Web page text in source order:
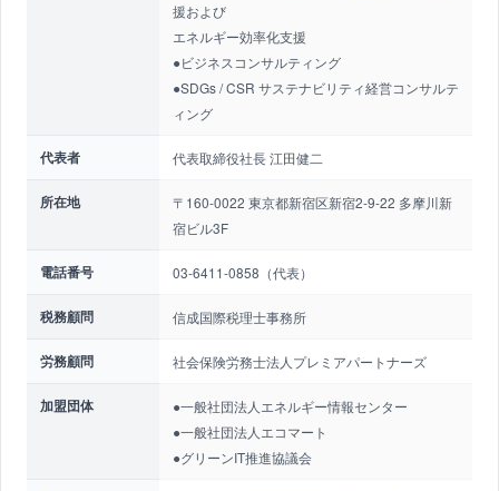
援および
エネルギー効率化支援
●ビジネスコンサルティング
●SDGs / CSR サステナビリティ経営コンサルテ
ィング
代表者 代表取締役社長 江田健二
所在地
〒160-0022 東京都新宿区新宿2-9-22 多摩川新
宿ビル3F
電話番号 03-6411-0858（代表）
税務顧問 信成国際税理士事務所
労務顧問 社会保険労務士法人プレミアパートナーズ
加盟団体
●一般社団法人エネルギー情報センター
●一般社団法人エコマート
●グリーンIT推進協議会